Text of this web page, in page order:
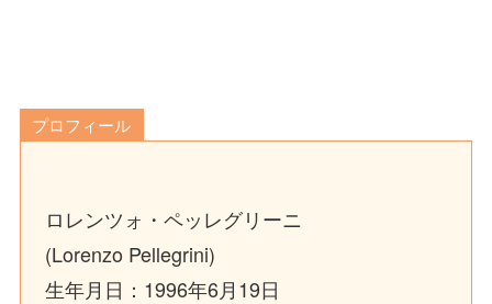
プロフィール
ロレンツォ・ペッレグリーニ
(Lorenzo Pellegrini)
生年月日：1996年6月19日